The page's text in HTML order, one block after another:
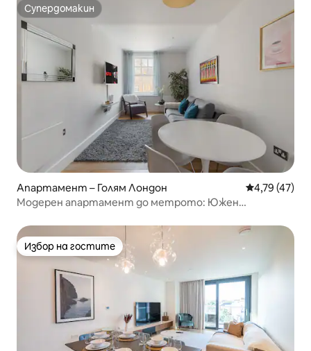
Супердомакин
Супердомакин
Апартамент – Голям Лондон Средна
4,79 (47)
Модерен апартамент до метрото: Южен
Избор на гостите
Избор на гостите